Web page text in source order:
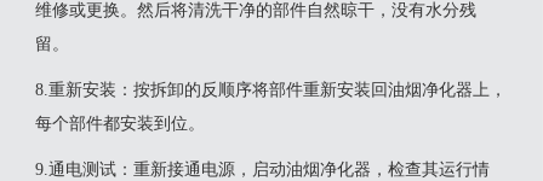
维修或更换。然后将清洗干净的部件自然晾干，没有水分残
留。
‌8.重新安装‌：按拆卸的反顺序将部件重新安装回油烟净化器上，
每个部件都安装到位。
‌9.通电测试‌：重新接通电源，启动油烟净化器，检查其运行情